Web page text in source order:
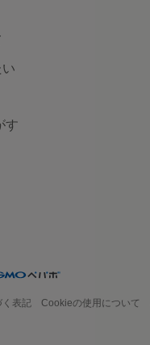
す
く表記 Cookieの使用について